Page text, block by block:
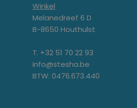
Winkel
Melanedreef 6 D
B-8650 Houthulst
T. +32 51 70 22 93
info@stesha.be
BTW: 0476.673.440